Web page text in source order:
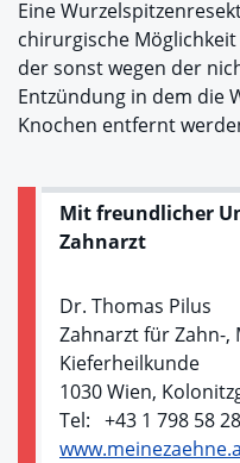
Eine
chirurgische
der sonst wegen der
Entzündung in dem die
Knochen entfernt
Mit freundlicher
Zahnarzt
Dr. Thomas Pilus
Zahnarzt für Zahn-,
Kieferheilkunde
1030 Wien,
Tel: +43 1 798 58 28